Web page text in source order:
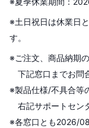
※土日祝日は休業日
※ご注文、商品納期
下記窓口までお問
※製品仕様/不具合等
右記サポートセン
※各窓口とも2026/